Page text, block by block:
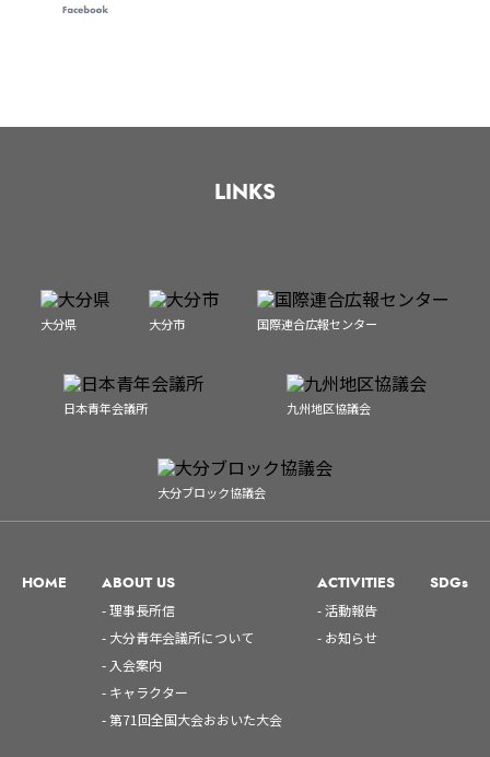
LINKS
大分県 大分市 国際連合広報センター
日本青年会議所 九州地区協議会
大分ブロック協議会
HOME ABOUT US
- 理事長所信
- 大分青年会議所について
- 入会案内
- キャラクター
- 第71回全国大会おおいた大会
ACTIVITIES
- 活動報告
- お知らせ
SDGs